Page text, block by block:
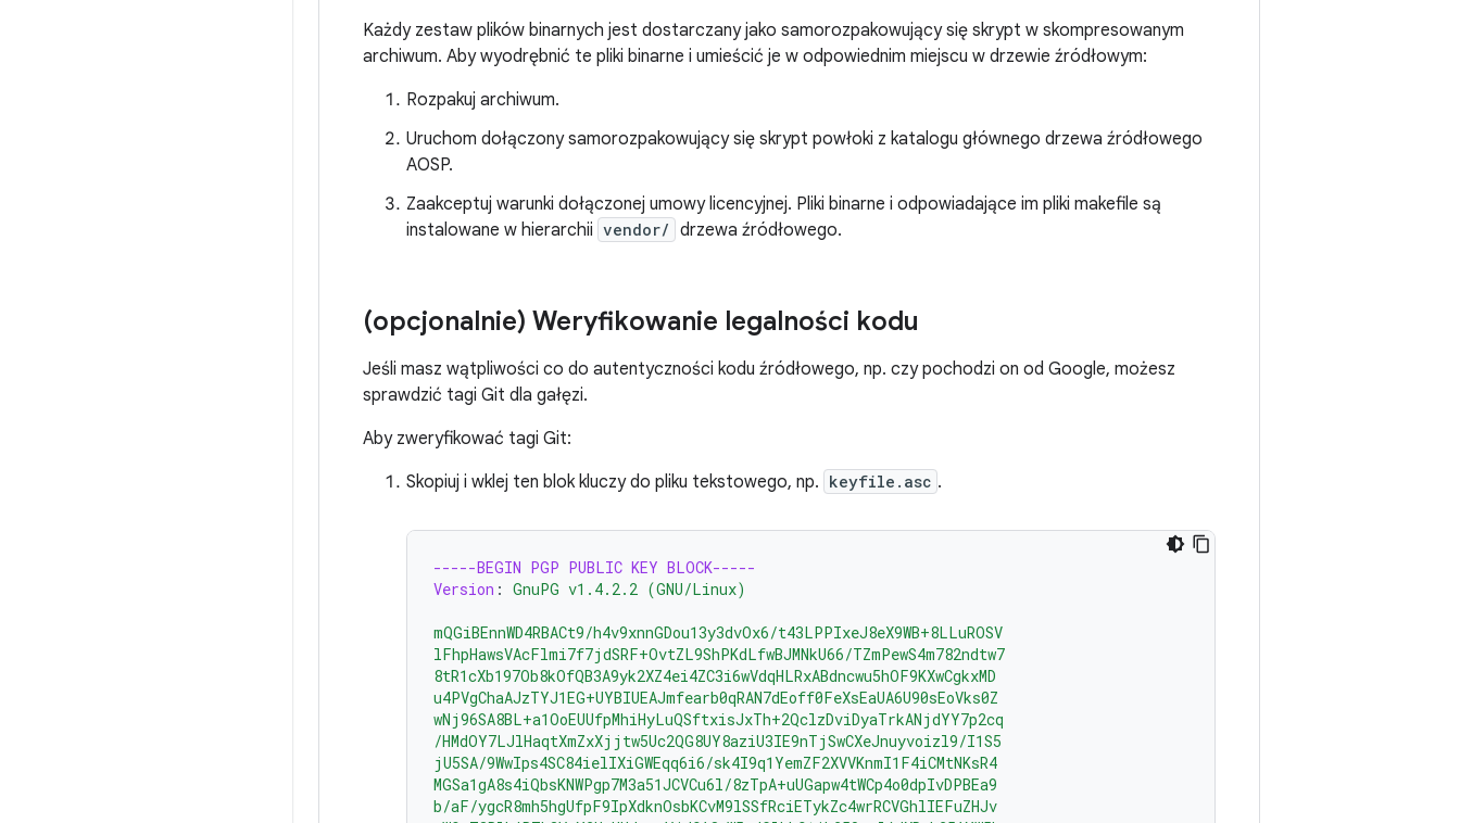
Każdy zestaw plików binarnych jest dostarczany jako samorozpakowujący się skrypt w skompresowanym
archiwum. Aby wyodrębnić te pliki binarne i umieścić je w odpowiednim miejscu w drzewie źródłowym:
Rozpakuj archiwum.
Uruchom dołączony samorozpakowujący się skrypt powłoki z katalogu głównego drzewa źródłowego
AOSP.
Zaakceptuj warunki dołączonej umowy licencyjnej. Pliki binarne i odpowiadające im pliki makefile są
instalowane w hierarchii vendor/ drzewa źródłowego.
(opcjonalnie) Weryfikowanie legalności kodu
Jeśli masz wątpliwości co do autentyczności kodu źródłowego, np. czy pochodzi on od Google, możesz
sprawdzić tagi Git dla gałęzi.
Aby zweryfikować tagi Git:
Skopiuj i wklej ten blok kluczy do pliku tekstowego, np. keyfile.asc .
-----BEGIN PGP PUBLIC KEY BLOCK-----
Version : GnuPG v1.4.2.2 (GNU/Linux)
mQGiBEnnWD4RBACt9/h4v9xnnGDou13y3dvOx6/t43LPPIxeJ8eX9WB+8LLuROSV
lFhpHawsVAcFlmi7f7jdSRF+OvtZL9ShPKdLfwBJMNkU66/TZmPewS4m782ndtw7
8tR1cXb197Ob8kOfQB3A9yk2XZ4ei4ZC3i6wVdqHLRxABdncwu5hOF9KXwCgkxMD
u4PVgChaAJzTYJ1EG+UYBIUEAJmfearb0qRAN7dEoff0FeXsEaUA6U90sEoVks0Z
wNj96SA8BL+a1OoEUUfpMhiHyLuQSftxisJxTh+2QclzDviDyaTrkANjdYY7p2cq
/HMdOY7LJlHaqtXmZxXjjtw5Uc2QG8UY8aziU3IE9nTjSwCXeJnuyvoizl9/I1S5
jU5SA/9WwIps4SC84ielIXiGWEqq6i6/sk4I9q1YemZF2XVVKnmI1F4iCMtNKsR4
MGSa1gA8s4iQbsKNWPgp7M3a51JCVCu6l/8zTpA+uUGapw4tWCp4o0dpIvDPBEa9
b/aF/ygcR8mh5hgUfpF9IpXdknOsbKCvM9lSSfRciETykZc4wrRCVGhlIEFuZHJv